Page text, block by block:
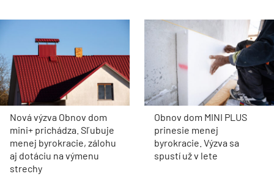
Nová výzva Obnov dom
mini+ prichádza. Sľubuje
menej byrokracie, zálohu
aj dotáciu na výmenu
strechy
Obnov dom MINI PLUS
prinesie menej
byrokracie. Výzva sa
spustí už v lete